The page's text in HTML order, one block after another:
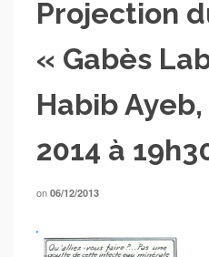
Projection
« Gabès
Habib
2014 à
on 06/12/2013